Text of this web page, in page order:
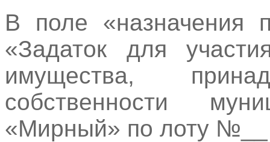
В поле «назначения
«Задаток для
имущества,
собственности
«Мирный» по лоту